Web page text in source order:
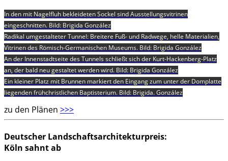
In den mit Nagelfluh bekleideten Sockel sind Ausstellungsvitrinen
eingeschnitten. Bild: Brigida González
Radikal umgestalteter Tunnel: Breitere Fuß- und Radwege, helle Materialien,
Vitrinen des Römisch-Germanischen Museums. Bild: Brigida González
An der Innenstadtseite des Tunnels schließt sich der Kurt-Hackenberg-Platz
an, der bald neu gestaltet werden wird. Bild: Brigida González
Ein kleiner Platz mit Brunnen markiert den Eingang zum unter der Domplatte
liegenden frühchristlichen Baptisterium. Bild: Brigida. González
zu den Plänen >>>
Deutscher Landschaftsarchitekturpreis:
Köln sahnt ab